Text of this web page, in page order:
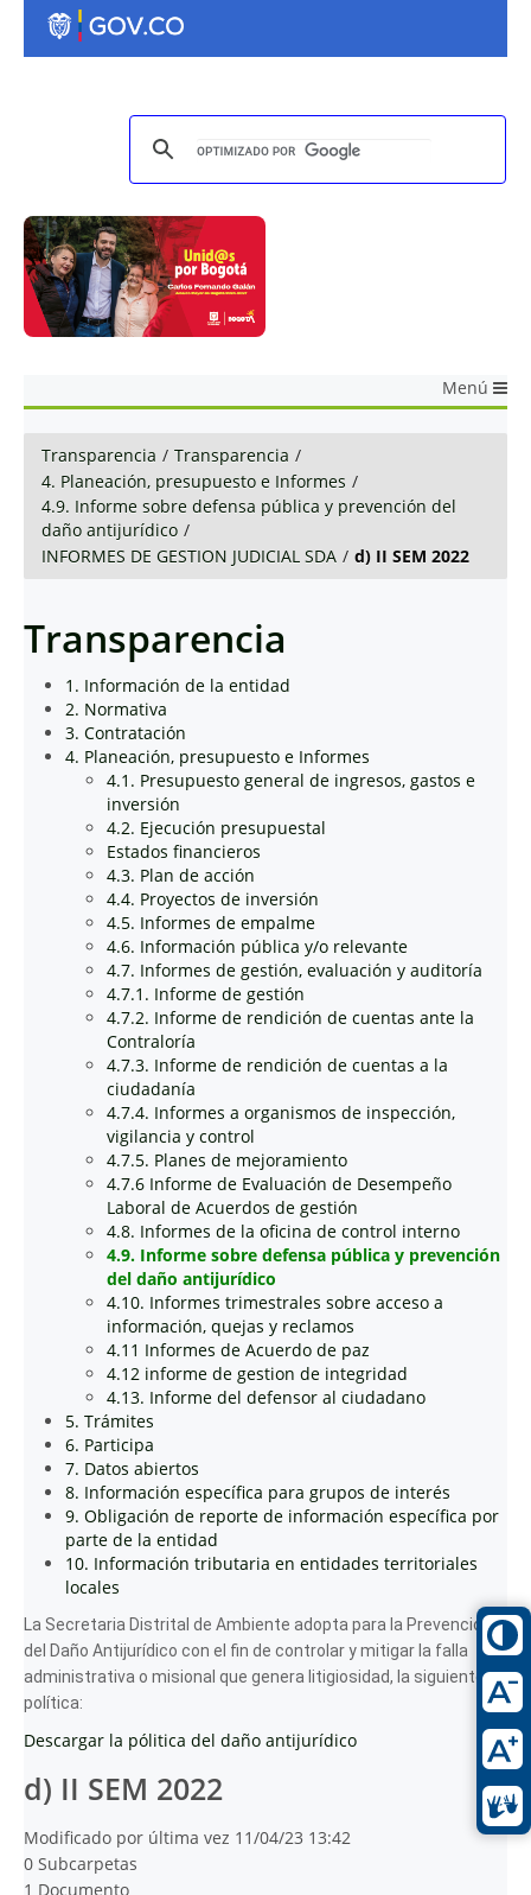
Menú
Transparencia / Transparencia /
4. Planeación, presupuesto e Informes /
4.9. Informe sobre defensa pública y prevención del
daño antijurídico /
INFORMES DE GESTION JUDICIAL SDA / d) II SEM 2022
Transparencia
1. Información de la entidad
2. Normativa
3. Contratación
4. Planeación, presupuesto e Informes
4.1. Presupuesto general de ingresos, gastos e
inversión
4.2. Ejecución presupuestal
Estados financieros
4.3. Plan de acción
4.4. Proyectos de inversión
4.5. Informes de empalme
4.6. Información pública y/o relevante
4.7. Informes de gestión, evaluación y auditoría
4.7.1. Informe de gestión
4.7.2. Informe de rendición de cuentas ante la
Contraloría
4.7.3. Informe de rendición de cuentas a la
ciudadanía
4.7.4. Informes a organismos de inspección,
vigilancia y control
4.7.5. Planes de mejoramiento
4.7.6 Informe de Evaluación de Desempeño
Laboral de Acuerdos de gestión
4.8. Informes de la oficina de control interno
4.9. Informe sobre defensa pública y prevención
del daño antijurídico
4.10. Informes trimestrales sobre acceso a
información, quejas y reclamos
4.11 Informes de Acuerdo de paz
4.12 informe de gestion de integridad
4.13. Informe del defensor al ciudadano
5. Trámites
6. Participa
7. Datos abiertos
8. Información específica para grupos de interés
9. Obligación de reporte de información específica por
parte de la entidad
10. Información tributaria en entidades territoriales
locales
La Secretaria Distrital de Ambiente adopta para la Prevención
del Daño Antijurídico con el fin de controlar y mitigar la falla
administrativa o misional que genera litigiosidad, la siguiente
política:
Descargar la pólitica del daño antijurídico
d) II SEM 2022
Modificado por última vez 11/04/23 13:42
0 Subcarpetas
1 Documento